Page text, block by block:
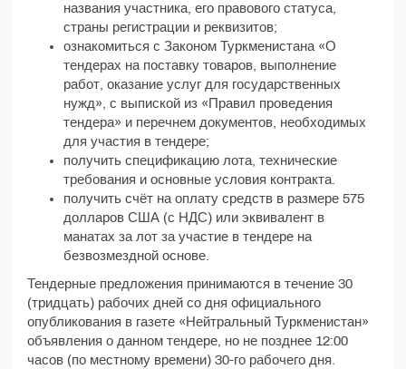
названия участника, его правового статуса,
страны регистрации и реквизитов;
ознакомиться с Законом Туркменистана «О
тендерах на поставку товаров, выполнение
работ, оказание услуг для государственных
нужд», с выпиской из «Правил проведения
тендера» и перечнем документов, необходимых
для участия в тендере;
получить спецификацию лота, технические
требования и основные условия контракта.
получить счёт на оплату средств в размере 575
долларов США (с НДС) или эквивалент в
манатах за лот за участие в тендере на
безвозмездной основе.
Тендерные предложения принимаются в течение 30
(тридцать) рабочих дней со дня официального
опубликования в газете «Нейтральный Туркменистан»
объявления о данном тендере, но не позднее 12:00
часов (по местному времени) 30-го рабочего дня.